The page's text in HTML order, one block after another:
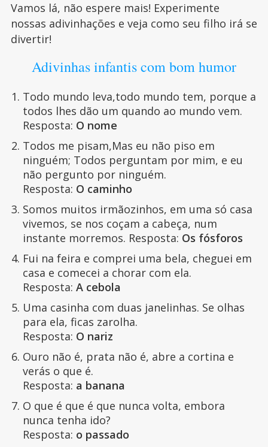
Vamos lá, não espere mais! Experimente
nossas adivinhações e veja como seu filho irá se
divertir!
Adivinhas infantis com bom humor
Todo mundo leva,todo mundo tem, porque a
todos lhes dão um quando ao mundo vem.
Resposta: O nome
Todos me pisam,Mas eu não piso em
ninguém; Todos perguntam por mim, e eu
não pergunto por ninguém.
Resposta: O caminho
Somos muitos irmãozinhos, em uma só casa
vivemos, se nos coçam a cabeça, num
instante morremos. Resposta: Os fósforos
Fui na feira e comprei uma bela, cheguei em
casa e comecei a chorar com ela.
Resposta: A cebola
Uma casinha com duas janelinhas. Se olhas
para ela, ficas zarolha.
Resposta: O nariz
Ouro não é, prata não é, abre a cortina e
verás o que é.
Resposta: a banana
O que é que é que nunca volta, embora
nunca tenha ido?
Resposta: o passado